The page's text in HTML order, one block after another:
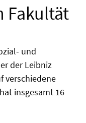
Fakultät
und
der Leibniz
verschiedene
insgesamt 16